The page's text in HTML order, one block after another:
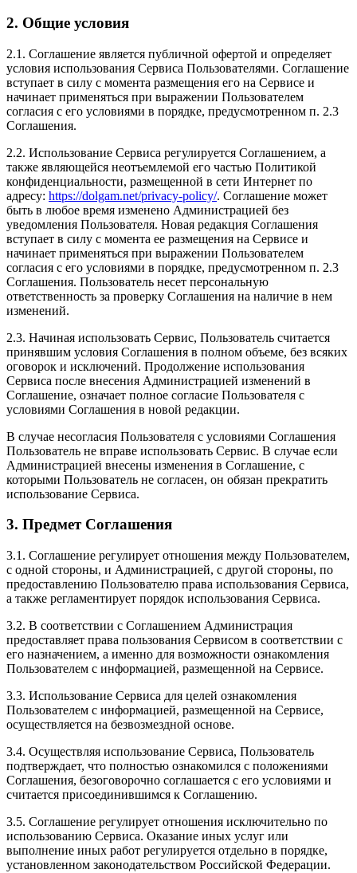
2. Общие условия
2.1. Соглашение является публичной офертой и определяет
условия использования Сервиса Пользователями. Соглашение
вступает в силу с момента размещения его на Сервисе и
начинает применяться при выражении Пользователем
согласия с его условиями в порядке, предусмотренном п. 2.3
Соглашения.
2.2. Использование Сервиса регулируется Соглашением, а
также являющейся неотъемлемой его частью Политикой
конфиденциальности, размещенной в сети Интернет по
адресу: https://dolgam.net/privacy-policy/. Соглашение может
быть в любое время изменено Администрацией без
уведомления Пользователя. Новая редакция Соглашения
вступает в силу с момента ее размещения на Сервисе и
начинает применяться при выражении Пользователем
согласия с его условиями в порядке, предусмотренном п. 2.3
Соглашения. Пользователь несет персональную
ответственность за проверку Соглашения на наличие в нем
изменений.
2.3. Начиная использовать Сервис, Пользователь считается
принявшим условия Соглашения в полном объеме, без всяких
оговорок и исключений. Продолжение использования
Сервиса после внесения Администрацией изменений в
Соглашение, означает полное согласие Пользователя с
условиями Соглашения в новой редакции.
В случае несогласия Пользователя с условиями Соглашения
Пользователь не вправе использовать Сервис. В случае если
Администрацией внесены изменения в Соглашение, с
которыми Пользователь не согласен, он обязан прекратить
использование Сервиса.
3. Предмет Соглашения
3.1. Соглашение регулирует отношения между Пользователем,
с одной стороны, и Администрацией, с другой стороны, по
предоставлению Пользователю права использования Сервиса,
а также регламентирует порядок использования Сервиса.
3.2. В соответствии с Соглашением Администрация
предоставляет права пользования Сервисом в соответствии с
его назначением, а именно для возможности ознакомления
Пользователем с информацией, размещенной на Сервисе.
3.3. Использование Сервиса для целей ознакомления
Пользователем с информацией, размещенной на Сервисе,
осуществляется на безвозмездной основе.
3.4. Осуществляя использование Сервиса, Пользователь
подтверждает, что полностью ознакомился с положениями
Соглашения, безоговорочно соглашается с его условиями и
считается присоединившимся к Соглашению.
3.5. Соглашение регулирует отношения исключительно по
использованию Сервиса. Оказание иных услуг или
выполнение иных работ регулируется отдельно в порядке,
установленном законодательством Российской Федерации.